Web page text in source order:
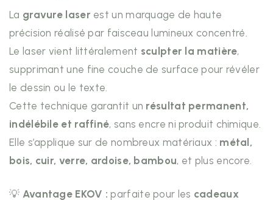
La gravure laser est un marquage de haute
précision réalisé par faisceau lumineux concentré.
Le laser vient littéralement sculpter la matière,
supprimant une fine couche de surface pour révéler
le dessin ou le texte.
Cette technique garantit un résultat permanent,
indélébile et raffiné, sans encre ni produit chimique.
Elle s’applique sur de nombreux matériaux : métal,
bois, cuir, verre, ardoise, bambou, et plus encore.
💡 Avantage EKOV : parfaite pour les cadeaux